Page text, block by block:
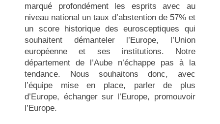
marqué profondément les esprits avec au
niveau national un taux d’abstention de 57% et
un score historique des eurosceptiques qui
souhaitent démanteler l’Europe, l’Union
européenne et ses institutions. Notre
département de l’Aube n’échappe pas à la
tendance. Nous souhaitons donc, avec
l’équipe mise en place, parler de plus
d’Europe, échanger sur l’Europe, promouvoir
l’Europe.